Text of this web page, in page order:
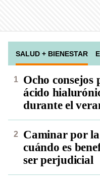
SALUD + BIENESTAR
Ocho consejos
ácido
durante el
Caminar por
cuándo es
ser perjudicial